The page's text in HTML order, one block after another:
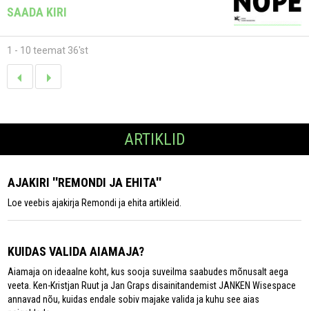
SAADA KIRI
1 - 10 teemat 36'st
ARTIKLID
AJAKIRI ''REMONDI JA EHITA''
Loe veebis ajakirja Remondi ja ehita artikleid.
KUIDAS VALIDA AIAMAJA?
Aiamaja on ideaalne koht, kus sooja suveilma saabudes mõnusalt aega
veeta. Ken-Kristjan Ruut ja Jan Graps disainitandemist JANKEN Wisespace
annavad nõu, kuidas endale sobiv majake valida ja kuhu see aias